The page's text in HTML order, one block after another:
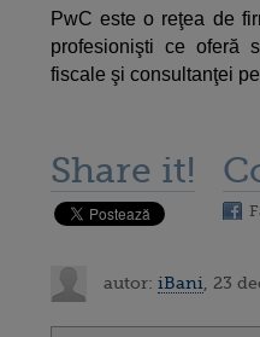
PwC este o reţea de
profesionişti ce oferă
fiscale şi consultanţei
Share it!
autor: iBani , 23